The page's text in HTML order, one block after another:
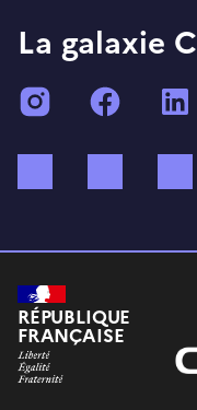
La galaxie
Instagram
RÉPUBLIQUE
FRANÇAISE